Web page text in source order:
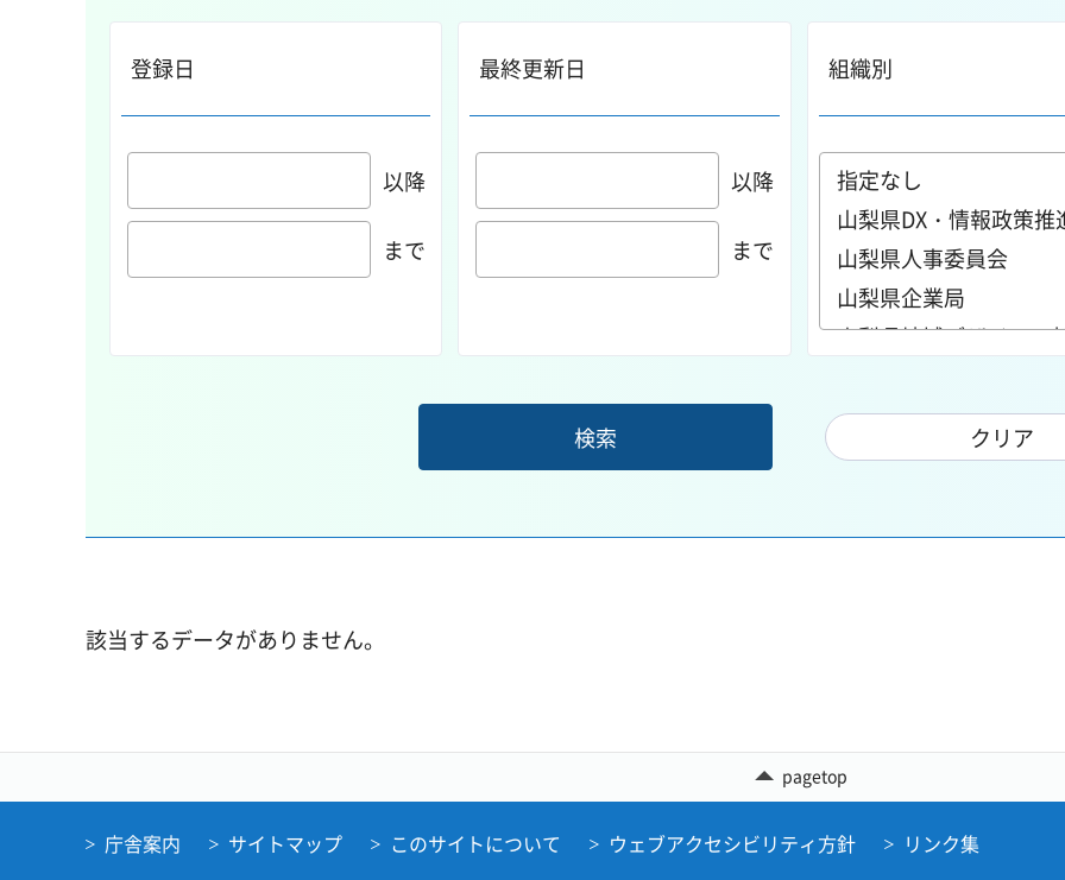
登録日
以降
まで
最終更新日
以降
まで
組織別
該当するデータがありません。
pagetop
庁舎案内 サイトマップ このサイトについて ウェブアクセシビリティ方針 リンク集